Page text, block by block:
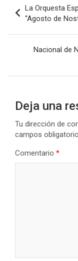
o
o
k
de
entradas
La Orquesta
“Agosto de
Nacional de
Deja una
Tu dirección de
campos
Comentario *